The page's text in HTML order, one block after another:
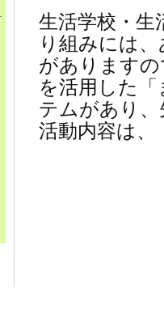
生活学校・生
り組みには
があります
を活用した
テムがあり
活動内容は、